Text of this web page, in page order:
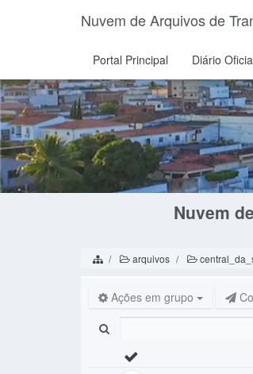
Nuvem de Arquivos de
Portal Principal Diário
Nuvem
arquivos
Ações em grupo